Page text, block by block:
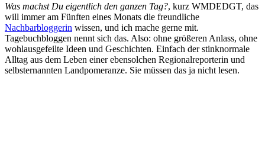
Was machst Du eigentlich den ganzen Tag?, kurz WMDEDGT, das
will immer am Fünften eines Monats die freundliche
Nachbarbloggerin wissen, und ich mache gerne mit.
Tagebuchbloggen nennt sich das. Also: ohne größeren Anlass, ohne
wohlausgefeilte Ideen und Geschichten. Einfach der stinknormale
Alltag aus dem Leben einer ebensolchen Regionalreporterin und
selbsternannten Landpomeranze. Sie müssen das ja nicht lesen.